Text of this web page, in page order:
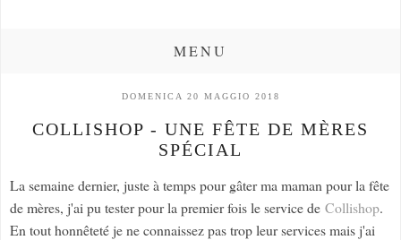
MENU
DOMENICA 20 MAGGIO 2018
COLLISHOP - UNE FÊTE DE MÈRES
SPÉCIAL
La semaine dernier, juste à temps pour gâter ma maman pour la fête
de mères, j'ai pu tester pour la premier fois le service de Collishop.
En tout honnêteté je ne connaissez pas trop leur services mais j'ai